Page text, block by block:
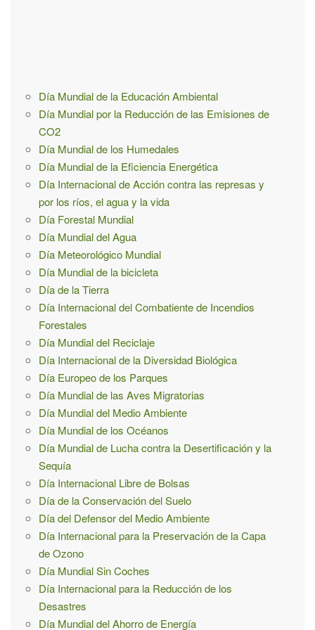
Día Mundial de la Educación Ambiental
Día Mundial por la Reducción de las Emisiones de
CO2
Día Mundial de los Humedales
Día Mundial de la Eficiencia Energética
Día Internacional de Acción contra las represas y
por los ríos, el agua y la vida
Día Forestal Mundial
Día Mundial del Agua
Día Meteorológico Mundial
Día Mundial de la bicicleta
Día de la Tierra
Día Internacional del Combatiente de Incendios
Forestales
Día Mundial del Reciclaje
Día Internacional de la Diversidad Biológica
Día Europeo de los Parques
Día Mundial de las Aves Migratorias
Día Mundial del Medio Ambiente
Día Mundial de los Océanos
Día Mundial de Lucha contra la Desertificación y la
Sequía
Día Internacional Libre de Bolsas
Día de la Conservación del Suelo
Día del Defensor del Medio Ambiente
Día Internacional para la Preservación de la Capa
de Ozono
Día Mundial Sin Coches
Día Internacional para la Reducción de los
Desastres
Día Mundial del Ahorro de Energía